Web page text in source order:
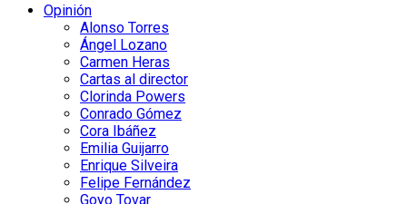
Opinión
Alonso Torres
Ángel Lozano
Carmen Heras
Cartas al director
Clorinda Powers
Conrado Gómez
Cora Ibáñez
Emilia Guijarro
Enrique Silveira
Felipe Fernández
Goyo Tovar